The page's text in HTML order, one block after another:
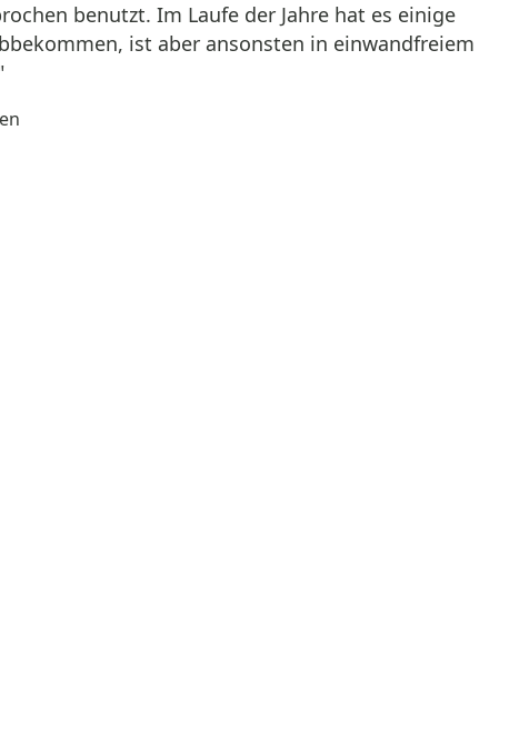
benutzt. Im Laufe der Jahre hat es einige
ist aber ansonsten in einwandfreiem